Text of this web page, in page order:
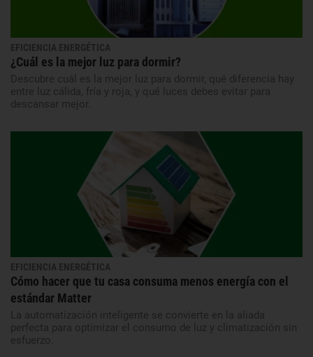
EFICIENCIA ENERGÉTICA
¿Cuál es la mejor luz para dormir?
Descubre cuál es la mejor luz para dormir, qué diferencia hay
entre luz cálida, fría y roja, y qué luces debes evitar para
descansar mejor.
EFICIENCIA ENERGÉTICA
Cómo hacer que tu casa consuma menos energía con el
estándar Matter
La automatización inteligente se convierte en la aliada
perfecta para optimizar el consumo de luz y climatización sin
esfuerzo.